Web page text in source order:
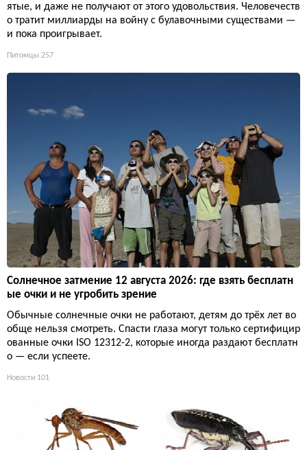
ятые, и даже не получают от этого удовольствия. Человечеств
о тратит миллиарды на войну с булавочными существами —
и пока проигрывает.
Питомцы 257
Солнечное затмение 12 августа 2026: где взять бесплатн
ые очки и не угробить зрение
Обычные солнечные очки не работают, детям до трёх лет во
обще нельзя смотреть. Спасти глаза могут только сертифицир
ованные очки ISO 12312-2, которые иногда раздают бесплатн
о — если успеете.
Новости 101